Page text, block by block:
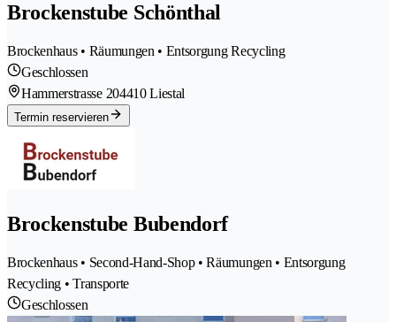
Brockenstube Schönthal
Brockenhaus • Räumungen • Entsorgung Recycling
Geschlossen
Hammerstrasse 204410 Liestal
Termin reservieren
Brockenstube Bubendorf
Brockenhaus • Second-Hand-Shop • Räumungen • Entsorgung
Recycling • Transporte
Geschlossen